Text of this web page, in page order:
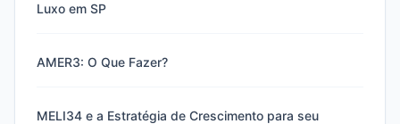
Luxo em SP
AMER3: O Que Fazer?
MELI34 e a Estratégia de Crescimento para seu